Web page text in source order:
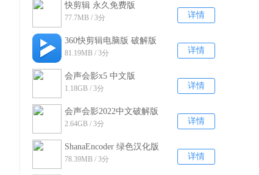
详情
快剪辑 永久免费版
v1.1.0.2100
77.7MB / 3分
详情
360快剪辑电脑版 破解版
V1.2.0.4102
81.19MB / 3分
详情
会声会影x5 中文版
v15.1.6.26
1.18GB / 3分
详情
会声会影2022中文破解版
彼岸特别版v25.2.0.0
2.64GB / 3分
详情
ShanaEncoder 绿色汉化版
v5.3.0.1
78.39MB / 3分